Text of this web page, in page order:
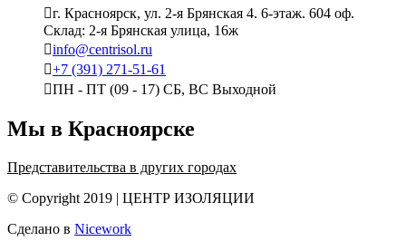
г. Красноярск, ул. 2-я Брянская 4. 6-этаж. 604 оф.
Склад: 2-я Брянская улица, 16ж
info@centrisol.ru
+7 (391) 271-51-61
ПН - ПТ (09 - 17) СБ, ВС Выходной
Мы в Красноярске
Представительства в других городах
© Copyright 2019 | ЦЕНТР ИЗОЛЯЦИИ
Сделано в Nicework